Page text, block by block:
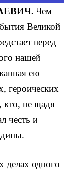
Чем
Великой
перед
нашей
ею
героических
кто, не щадя
честь и
делах одного